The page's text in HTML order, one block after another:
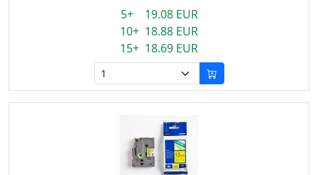
5+ 19.08 EUR
10+ 18.88 EUR
15+ 18.69 EUR